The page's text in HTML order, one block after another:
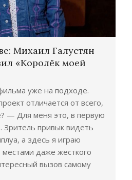
Михаил Галустян
«Королёк моей
уже на подходе.
отличается от всего,
— Для меня это, в первую
Зритель привык видеть
а здесь я играю
даже жесткого
вызов самому